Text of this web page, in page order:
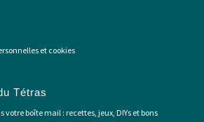
et cookies
Tétras
boîte mail : recettes, jeux, DIYs et bons